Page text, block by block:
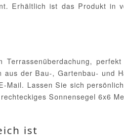
Erhältlich ist das Produkt in
der Bau-, Gartenbau- und
Mail. Lassen Sie sich
Sonnensegel 6x6
ist